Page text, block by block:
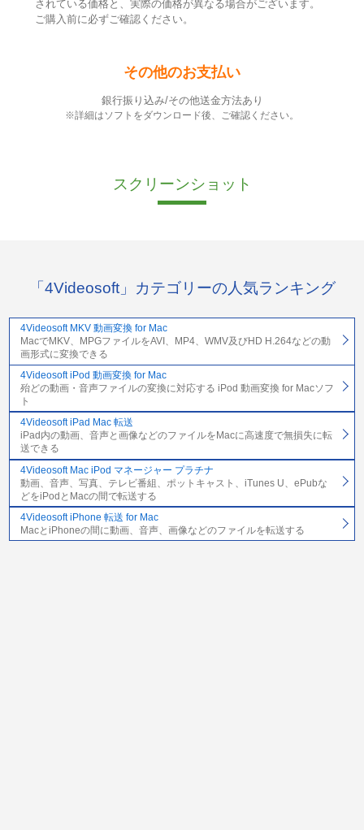
されている価格と、実際の価格が異なる場合がございます。
ご購入前に必ずご確認ください。
その他のお支払い
銀行振り込み/その他送金方法あり
※詳細はソフトをダウンロード後、ご確認ください。
スクリーンショット
「4Videosoft」カテゴリーの人気ランキング
4Videosoft MKV 動画変換 for Mac
MacでMKV、MPGファイルをAVI、MP4、WMV及びHD H.264などの動
画形式に変換できる
4Videosoft iPod 動画変換 for Mac
殆どの動画・音声ファイルの変換に対応する iPod 動画変換 for Macソフ
ト
4Videosoft iPad Mac 転送
iPad内の動画、音声と画像などのファイルをMacに高速度で無損失に転
送できる
4Videosoft Mac iPod マネージャー プラチナ
動画、音声、写真、テレビ番組、ポットキャスト、iTunes U、ePubな
どをiPodとMacの間で転送する
4Videosoft iPhone 転送 for Mac
MacとiPhoneの間に動画、音声、画像などのファイルを転送する